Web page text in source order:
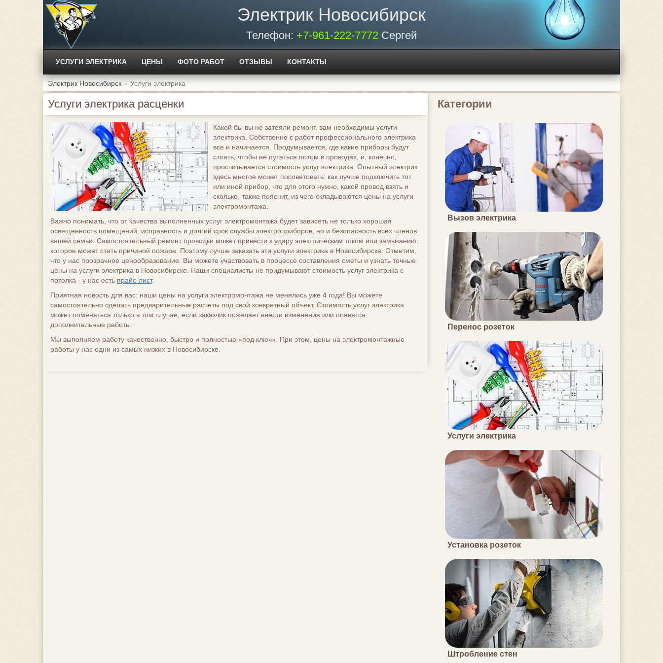
Электрик Новосибирск
Телефон: +7-961-222-7772 Сергей
УСЛУГИ ЭЛЕКТРИКА ЦЕНЫ ФОТО РАБОТ ОТЗЫВЫ КОНТАКТЫ
Электрик Новосибирск Услуги электрика
Услуги электрика расценки
Какой бы вы не затеяли ремонт, вам необходимы услуги
электрика. Собственно с работ профессионального электрика
все и начинается. Продумывается, где какие приборы будут
стоять, чтобы не путаться потом в проводах, и, конечно,
просчитывается стоимость услуг электрика. Опытный электрик
здесь многое может посоветовать: как лучше подключить тот
или иной прибор, что для этого нужно, какой провод взять и
сколько, также пояснит, из чего складываются цены на услуги
электромонтажа.
Важно понимать, что от качества выполненных услуг электромонтажа будет зависеть не только хорошая
освещенность помещений, исправность и долгий срок службы электроприборов, но и безопасность всех членов
вашей семьи. Самостоятельный ремонт проводки может привести к удару электрическим током или замыканию,
которое может стать причиной пожара. Поэтому лучше заказать эти услуги электрика в Новосибирске. Отметим,
что у нас прозрачное ценообразование. Вы можете участвовать в процессе составления сметы и узнать точные
цены на услуги электрика в Новосибирске. Наши специалисты не придумывают стоимость услуг электрика с
потолка - у нас есть прайс-лист.
Приятная новость для вас: наши цены на услуги электромонтажа не менялись уже 4 года! Вы можете
самостоятельно сделать предварительные расчеты под свой конкретный объект. Стоимость услуг электрика
может поменяться только в том случае, если заказчик пожелает внести изменения или появятся
дополнительные работы.
Мы выполняем работу качественно, быстро и полностью «под ключ». При этом, цены на электромонтажные
работы у нас одни из самых низких в Новосибирске.
Категории
Вызов электрика
Перенос розеток
Услуги электрика
Установка розеток
Штробление стен